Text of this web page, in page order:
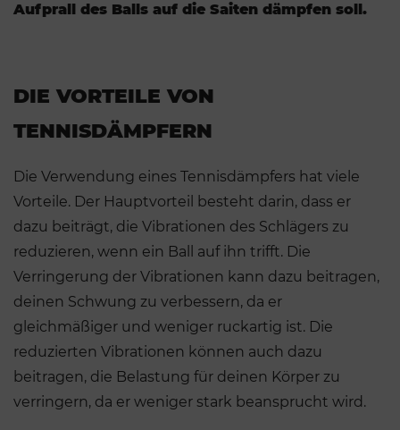
Aufprall des Balls auf die Saiten dämpfen soll.
DIE VORTEILE VON
TENNISDÄMPFERN
Die Verwendung eines Tennisdämpfers hat viele
Vorteile. Der Hauptvorteil besteht darin, dass er
dazu beiträgt, die Vibrationen des Schlägers zu
reduzieren, wenn ein Ball auf ihn trifft. Die
Verringerung der Vibrationen kann dazu beitragen,
deinen Schwung zu verbessern, da er
gleichmäßiger und weniger ruckartig ist. Die
reduzierten Vibrationen können auch dazu
beitragen, die Belastung für deinen Körper zu
verringern, da er weniger stark beansprucht wird.